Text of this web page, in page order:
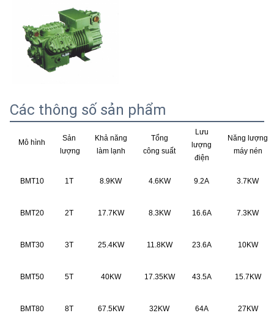
Các thông số sản phẩm
Mô hình
Sản
lượng
Khả năng
làm lạnh
Tổng
công suất
Lưu
lượng
điện
Năng lượng
máy nén
BMT10 1T 8.9KW 4.6KW 9.2A 3.7KW
BMT20 2T 17.7KW 8.3KW 16.6A 7.3KW
BMT30 3T 25.4KW 11.8KW 23.6A 10KW
BMT50 5T 40KW 17.35KW 43.5A 15.7KW
BMT80 8T 67.5KW 32KW 64A 27KW